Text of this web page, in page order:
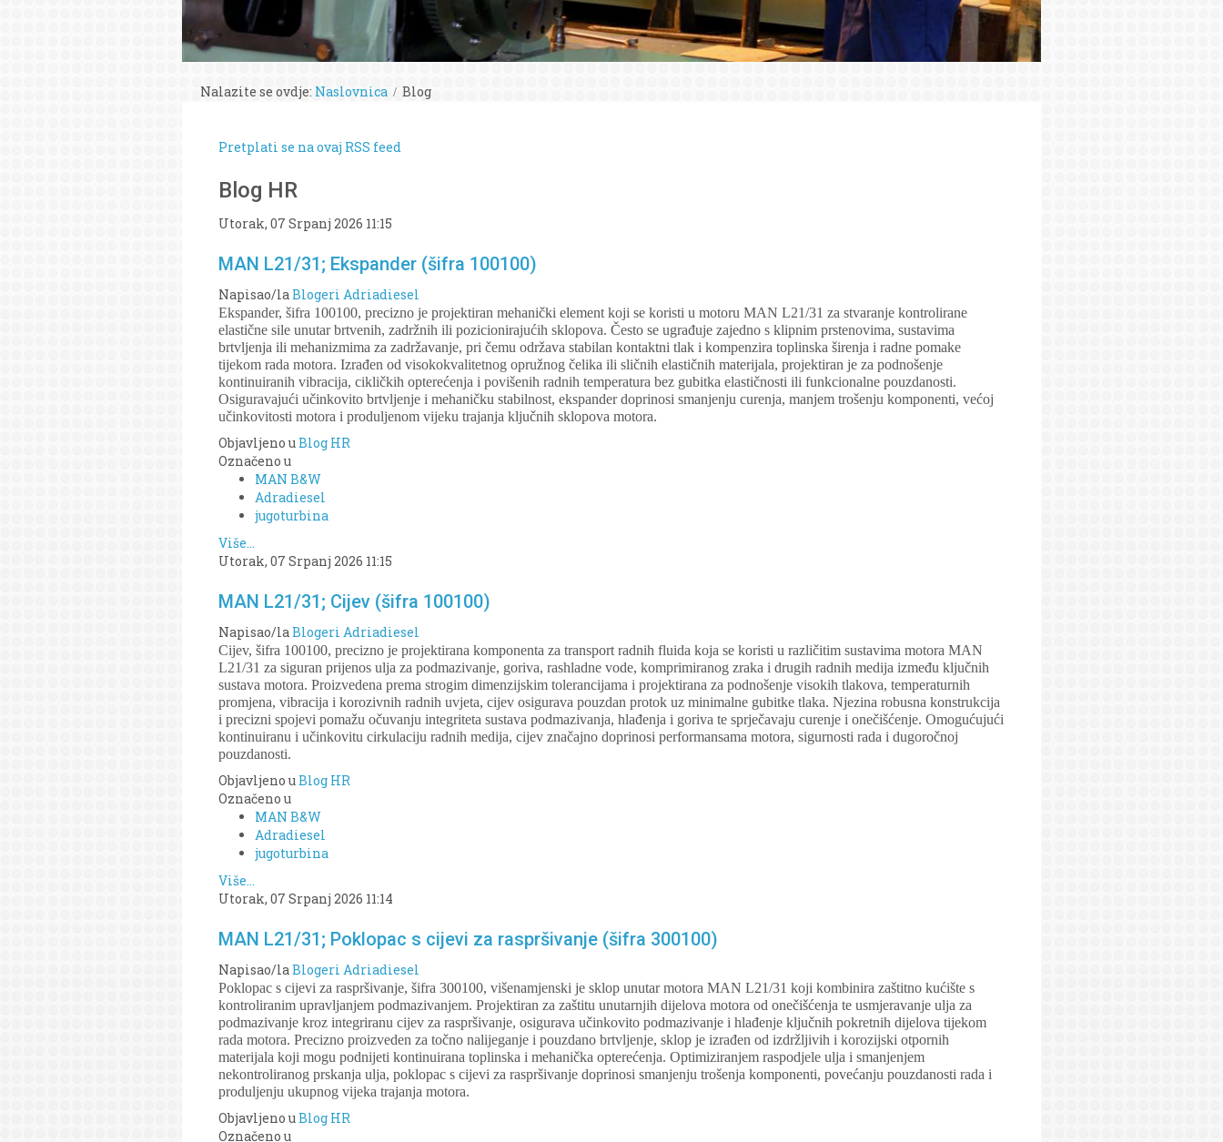
Nalazite se ovdje: Naslovnica Blog
Pretplati se na ovaj RSS feed
Blog HR
Utorak, 07 Srpanj 2026 11:15
MAN L21/31; Ekspander (šifra 100100)
Napisao/laBlogeri Adriadiesel
Ekspander, šifra 100100, precizno je projektiran mehanički element koji se koristi u motoru MAN L21/31 za stvaranje kontrolirane
elastične sile unutar brtvenih, zadržnih ili pozicionirajućih sklopova. Često se ugrađuje zajedno s klipnim prstenovima, sustavima
brtvljenja ili mehanizmima za zadržavanje, pri čemu održava stabilan kontaktni tlak i kompenzira toplinska širenja i radne pomake
tijekom rada motora. Izrađen od visokokvalitetnog opružnog čelika ili sličnih elastičnih materijala, projektiran je za podnošenje
kontinuiranih vibracija, cikličkih opterećenja i povišenih radnih temperatura bez gubitka elastičnosti ili funkcionalne pouzdanosti.
Osiguravajući učinkovito brtvljenje i mehaničku stabilnost, ekspander doprinosi smanjenju curenja, manjem trošenju komponenti, većoj
učinkovitosti motora i produljenom vijeku trajanja ključnih sklopova motora.
Objavljeno uBlog HR
Označeno u
MAN B&W
Adradiesel
jugoturbina
Više...
Utorak, 07 Srpanj 2026 11:15
MAN L21/31; Cijev (šifra 100100)
Napisao/laBlogeri Adriadiesel
Cijev, šifra 100100, precizno je projektirana komponenta za transport radnih fluida koja se koristi u različitim sustavima motora MAN
L21/31 za siguran prijenos ulja za podmazivanje, goriva, rashladne vode, komprimiranog zraka i drugih radnih medija između ključnih
sustava motora. Proizvedena prema strogim dimenzijskim tolerancijama i projektirana za podnošenje visokih tlakova, temperaturnih
promjena, vibracija i korozivnih radnih uvjeta, cijev osigurava pouzdan protok uz minimalne gubitke tlaka. Njezina robusna konstrukcija
i precizni spojevi pomažu očuvanju integriteta sustava podmazivanja, hlađenja i goriva te sprječavaju curenje i onečišćenje. Omogućujući
kontinuiranu i učinkovitu cirkulaciju radnih medija, cijev značajno doprinosi performansama motora, sigurnosti rada i dugoročnoj
pouzdanosti.
Objavljeno uBlog HR
Označeno u
MAN B&W
Adradiesel
jugoturbina
Više...
Utorak, 07 Srpanj 2026 11:14
MAN L21/31; Poklopac s cijevi za raspršivanje (šifra 300100)
Napisao/laBlogeri Adriadiesel
Poklopac s cijevi za raspršivanje, šifra 300100, višenamjenski je sklop unutar motora MAN L21/31 koji kombinira zaštitno kućište s
kontroliranim upravljanjem podmazivanjem. Projektiran za zaštitu unutarnjih dijelova motora od onečišćenja te usmjeravanje ulja za
podmazivanje kroz integriranu cijev za raspršivanje, osigurava učinkovito podmazivanje i hlađenje ključnih pokretnih dijelova tijekom
rada motora. Precizno proizveden za točno nalijeganje i pouzdano brtvljenje, sklop je izrađen od izdržljivih i korozijski otpornih
materijala koji mogu podnijeti kontinuirana toplinska i mehanička opterećenja. Optimiziranjem raspodjele ulja i smanjenjem
nekontroliranog prskanja ulja, poklopac s cijevi za raspršivanje doprinosi smanjenju trošenja komponenti, povećanju pouzdanosti rada i
produljenju ukupnog vijeka trajanja motora.
Objavljeno uBlog HR
Označeno u